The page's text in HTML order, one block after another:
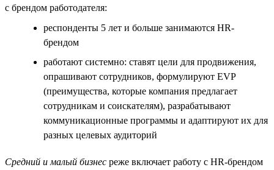
с брендом работодателя:
респонденты 5 лет и больше занимаются HR-
брендом
работают системно: ставят цели для продвижения,
опрашивают сотрудников, формулируют EVP
(преимущества, которые компания предлагает
сотрудникам и соискателям), разрабатывают
коммуникационные программы и адаптируют их для
разных целевых аудиторий
Средний и малый бизнес реже включает работу с HR-брендом